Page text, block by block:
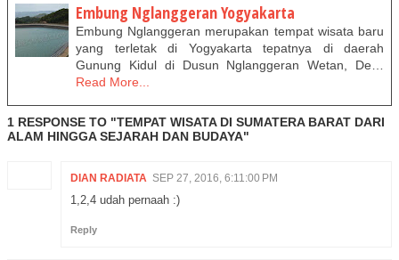
Embung Nglanggeran Yogyakarta
Embung Nglanggeran merupakan tempat wisata baru
yang terletak di Yogyakarta tepatnya di daerah
Gunung Kidul di Dusun Nglanggeran Wetan, De…
Read More...
1 RESPONSE TO "TEMPAT WISATA DI SUMATERA BARAT DARI
ALAM HINGGA SEJARAH DAN BUDAYA"
DIAN RADIATA SEP 27, 2016, 6:11:00 PM
1,2,4 udah pernaah :)
Reply